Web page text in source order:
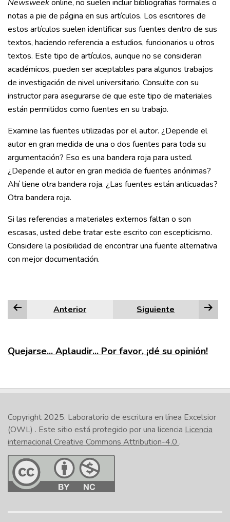
Newsweekonline, no suelen incluir bibliografías formales o
notas a pie de página en sus artículos. Los escritores de
estos artículos suelen identificar sus fuentes dentro de sus
textos, haciendo referencia a estudios, funcionarios u otros
textos. Este tipo de artículos, aunque no se consideran
académicos, pueden ser aceptables para algunos trabajos
de investigación de nivel universitario. Consulte con su
instructor para asegurarse de que este tipo de materiales
están permitidos como fuentes en su trabajo.
Examine las fuentes utilizadas por el autor. ¿Depende el
autor en gran medida de una o dos fuentes para toda su
argumentación? Eso es una bandera roja para usted.
¿Depende el autor en gran medida de fuentes anónimas?
Ahí tiene otra bandera roja. ¿Las fuentes están anticuadas?
Otra bandera roja.
Si las referencias a materiales externos faltan o son
escasas, usted debe tratar este escrito con escepticismo.
Considere la posibilidad de encontrar una fuente alternativa
con mejor documentación.
Anterior Siguiente
Quejarse... Aplaudir... Por favor, ¡dé su opinión!
Copyright 2025. Laboratorio de escritura en línea Excelsior
(OWL) . Este sitio está protegido por una licencia Licencia
internacional Creative Commons Attribution-4.0 .